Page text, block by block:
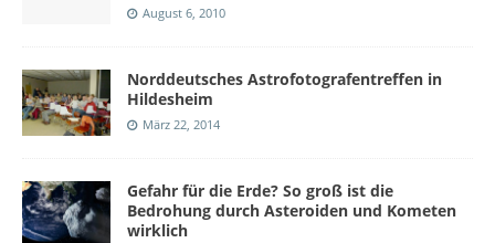
August 6, 2010
Norddeutsches Astrofotografentreffen in
Hildesheim
März 22, 2014
Gefahr für die Erde? So groß ist die
Bedrohung durch Asteroiden und Kometen
wirklich